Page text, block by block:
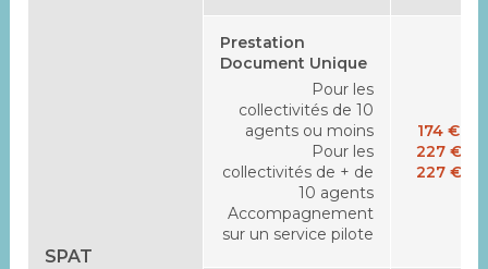
SPAT
Prestation
Document Unique
Pour les
collectivités de 10
agents ou moins
Pour les
collectivités de + de
10 agents
Accompagnement
sur un service pilote
174 €
227 €
227 €